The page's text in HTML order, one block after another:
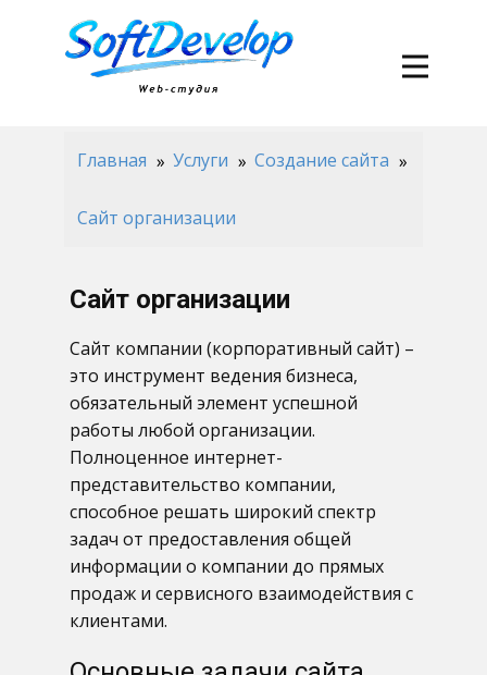
Главная Услуги Создание сайта
Сайт организации
Сайт организации
Сайт компании (корпоративный сайт) –
это инструмент ведения бизнеса,
обязательный элемент успешной
работы любой организации.
Полноценное интернет-
представительство компании,
способное решать широкий спектр
задач от предоставления общей
информации о компании до прямых
продаж и сервисного взаимодействия с
клиентами.